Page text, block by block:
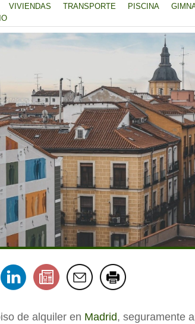
VIVIENDAS TRANSPORTE PISCINA
de alquiler en Madrid, seguramente